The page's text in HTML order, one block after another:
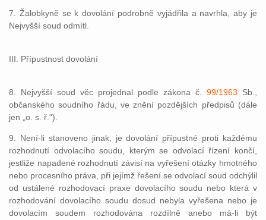
7. Žalobkyně se k dovolání podrobně vyjádřila a navrhla, aby je
Nejvyšší soud odmítl.
III. Přípustnost dovolání
8. Nejvyšší soud věc projednal podle zákona č. 99/1963 Sb.,
občanského soudního řádu, ve znění pozdějších předpisů (dále
jen „o. s. ř.“).
9. Není-li stanoveno jinak, je dovolání přípustné proti každému
rozhodnutí odvolacího soudu, kterým se odvolací řízení končí,
jestliže napadené rozhodnutí závisí na vyřešení otázky hmotného
nebo procesního práva, při jejímž řešení se odvolací soud odchýlil
od ustálené rozhodovací praxe dovolacího soudu nebo která v
rozhodování dovolacího soudu dosud nebyla vyřešena nebo je
dovolacím soudem rozhodována rozdílně anebo má-li být